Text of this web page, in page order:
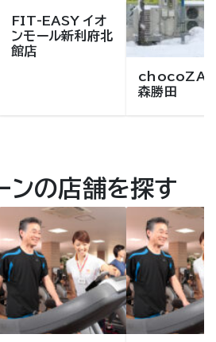
FIT-EASY イオ
ンモール新利府北
館店
chocoZAP
森勝田
ンの店舗を探す